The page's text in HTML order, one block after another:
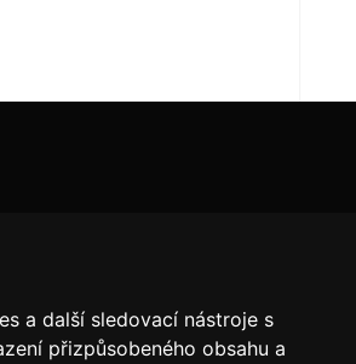
a další sledovací nástroje s
přizpůsobeného obsahu a